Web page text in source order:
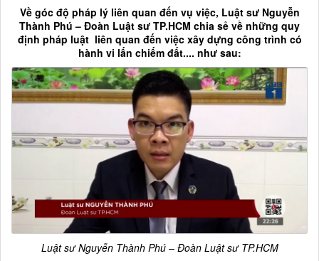
Về góc độ pháp lý liên quan đến vụ việc, Luật sư Nguyễn
Thành Phú – Đoàn Luật sư TP.HCM chia sẻ về những quy
định pháp luật liên quan đến việc xây dựng công trình có
hành vi lấn chiếm đất.... như sau:
Luật sư Nguyễn Thành Phú – Đoàn Luật sư TP.HCM